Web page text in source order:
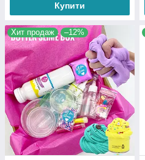
Купити
Хит продаж –12%